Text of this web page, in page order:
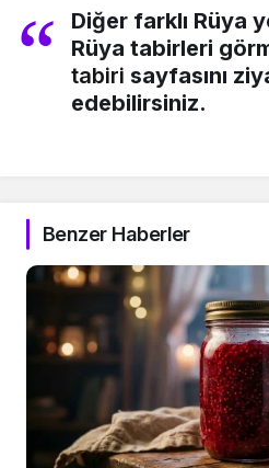
Diğer farklı Rüya
Rüya tabirleri
tabiri sayfasını
edebilirsiniz.
Benzer Haberler